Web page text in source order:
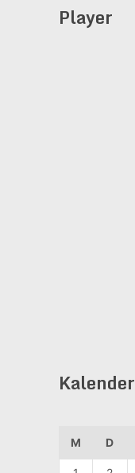
Player
Kalender
M D